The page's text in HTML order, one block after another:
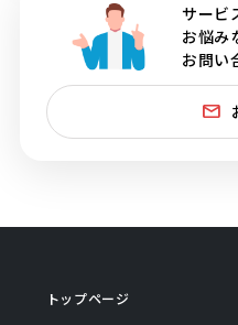
サービ
お悩み
お問い
トップページ